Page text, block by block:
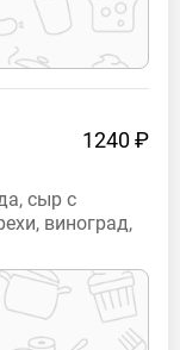
1240 ₽
сыр с
виноград,